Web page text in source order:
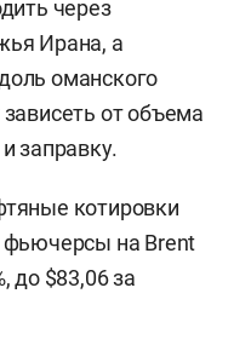
через
Ирана, а
оманского
от объема
заправку.
котировки
фьючерсы на Brent
до $83,06 за